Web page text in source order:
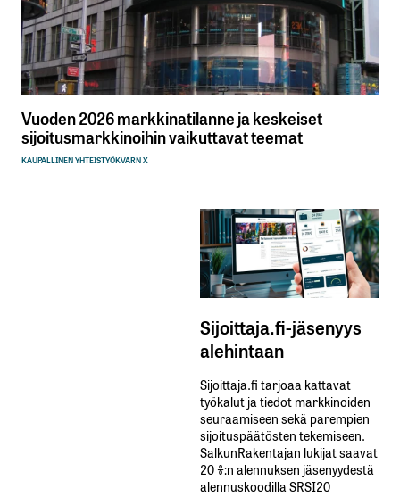
Vuoden 2026 markkinatilanne ja keskeiset
sijoitusmarkkinoihin vaikuttavat teemat
KAUPALLINEN YHTEISTYÖKVARN X
Sijoittaja.fi-jäsenyys
alehintaan
Sijoittaja.fi tarjoaa kattavat
työkalut ja tiedot markkinoiden
seuraamiseen sekä parempien
sijoituspäätösten tekemiseen.
SalkunRakentajan lukijat saavat
20 %:n alennuksen jäsenyydestä
alennuskoodilla SRSI20